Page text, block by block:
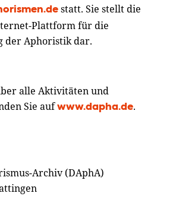
statt. Sie stellt die
Plattform für die
der Aphoristik dar.
alle Aktivitäten und
Sie aufwww.dapha.de.
Archiv (DAphA)